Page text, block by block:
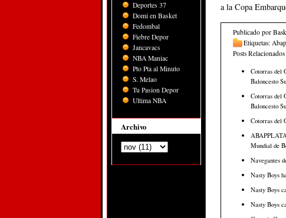
Deportes 37
Domi en Basket
Fedombal
Fiebre Depor
Jancavacs
NBA Maniac
Pto Pta al Minuto
S. Melao
Tu Pasion Depor
Ultima NBA
Archivo
a la Copa
Publicado por
Etiquetas:
Posts Relacionados
Cotorras del
Baloncesto
Cotorras del
Baloncesto
Cotorras del
Mundial de
Navegantes
Nasty Boys
Nasty Boys
Nasty Boys